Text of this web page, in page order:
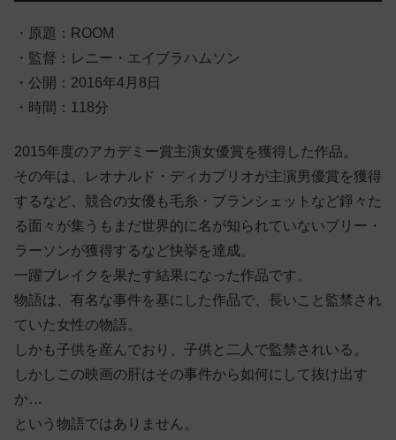
・原題：ROOM
・監督：レニー・エイブラハムソン
・公開：2016年4月8日
・時間：118分
2015年度のアカデミー賞主演女優賞を獲得した作品。
その年は、レオナルド・ディカプリオが主演男優賞を獲得
するなど、競合の女優も毛糸・ブランシェットなど錚々た
る面々が集うもまだ世界的に名が知られていないブリー・
ラーソンが獲得するなど快挙を達成。
一躍ブレイクを果たす結果になった作品です。
物語は、有名な事件を基にした作品で、長いこと監禁され
ていた女性の物語。
しかも子供を産んでおり、子供と二人で監禁されいる。
しかしこの映画の肝はその事件から如何にして抜け出す
か…
という物語ではありません。